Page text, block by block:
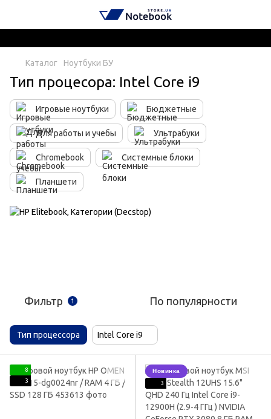
Каталог Ноутбуки БУ
Тип процесора: Intel Core i9
Игровые ноутбуки Бюджетные
Для работы и учебы Ультрабуки
Chromebook Системные блоки
Планшети
Фильтр 1 По популярности
Тип процессора Intel Core i9
8
3
Новинка
3